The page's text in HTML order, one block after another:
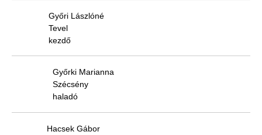
Győri Lászlóné
Tevel
kezdő
Győrki Marianna
Szécsény
haladó
Hacsek Gábor